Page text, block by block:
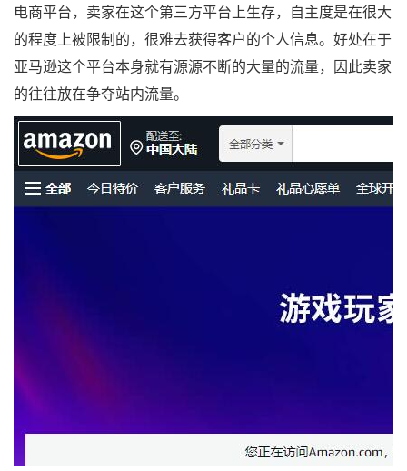
电商平台，卖家在这个第三方平台上生存，自主度是在很大
的程度上被限制的，很难去获得客户的个人信息。好处在于
亚马逊这个平台本身就有源源不断的大量的流量，因此卖家
的往往放在争夺站内流量。